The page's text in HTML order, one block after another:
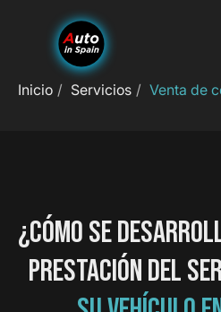
Inicio / Servicios / Venta de
¿CÓMO SE
PRESTACIÓN DEL